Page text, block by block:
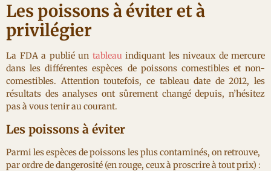
Les poissons à éviter et à
privilégier
La FDA a publié un tableau indiquant les niveaux de mercure
dans les différentes espèces de poissons comestibles et non-
comestibles. Attention toutefois, ce tableau date de 2012, les
résultats des analyses ont sûrement changé depuis, n’hésitez
pas à vous tenir au courant.
Les poissons à éviter
Parmi les espèces de poissons les plus contaminés, on retrouve,
par ordre de dangerosité (en rouge, ceux à proscrire à tout prix) :